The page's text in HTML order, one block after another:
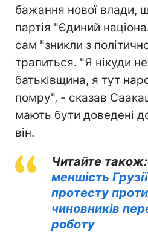
бажання нової влади,
партія "Єдиний
сам "зникли з
трапиться. "Я нікуди
батьківщина, я тут
помру", - сказав
мають бути доведені
він.
Читайте також:
меншість
протесту
чиновників
роботу